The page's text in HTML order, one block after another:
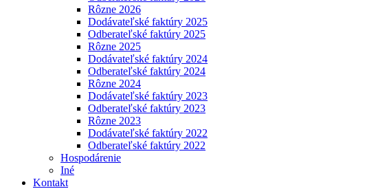
Rôzne 2026
Dodávateľské faktúry 2025
Odberateľské faktúry 2025
Rôzne 2025
Dodávateľské faktúry 2024
Odberateľské faktúry 2024
Rôzne 2024
Dodávateľské faktúry 2023
Odberateľské faktúry 2023
Rôzne 2023
Dodávateľské faktúry 2022
Odberateľské faktúry 2022
Hospodárenie
Iné
Kontakt